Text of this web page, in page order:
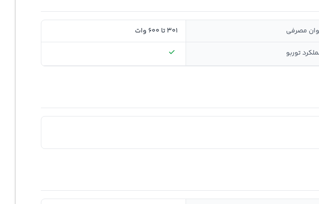
مصرفی 301 تا 600 وات
توربو